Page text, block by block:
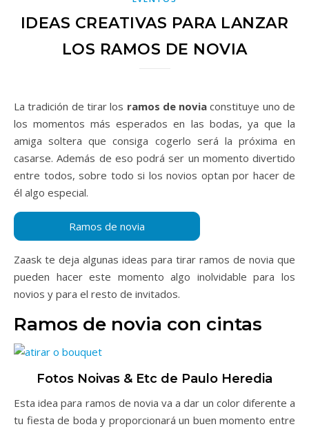
IDEAS CREATIVAS PARA LANZAR
LOS RAMOS DE NOVIA
La tradición de tirar los ramos de novia constituye uno de
los momentos más esperados en las bodas, ya que la
amiga soltera que consiga cogerlo será la próxima en
casarse. Además de eso podrá ser un momento divertido
entre todos, sobre todo si los novios optan por hacer de
él algo especial.
Zaask te deja algunas ideas para tirar ramos de novia que
pueden hacer este momento algo inolvidable para los
novios y para el resto de invitados.
Ramos de novia con cintas
Fotos Noivas & Etc de Paulo Heredia
Esta idea para ramos de novia va a dar un color diferente a
tu fiesta de boda y proporcionará un buen momento entre